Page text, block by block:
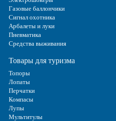
Газовые баллончики
Сигнал охотника
Арбалеты и луки
Пневматика
Средства выживания
Товары для туризма
Топоры
Лопаты
Перчатки
Компасы
Лупы
Мультитулы